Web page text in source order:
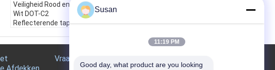
Veiligheid Rood en
Wit DOT-C2
Reflecterende tape
Fabrieksfabri
* 6 inch DOT-C2
reflecterende tape
Micro prisma
Vraag een offerte aan
Susan
11:19 PM
Good day, what product are you looking